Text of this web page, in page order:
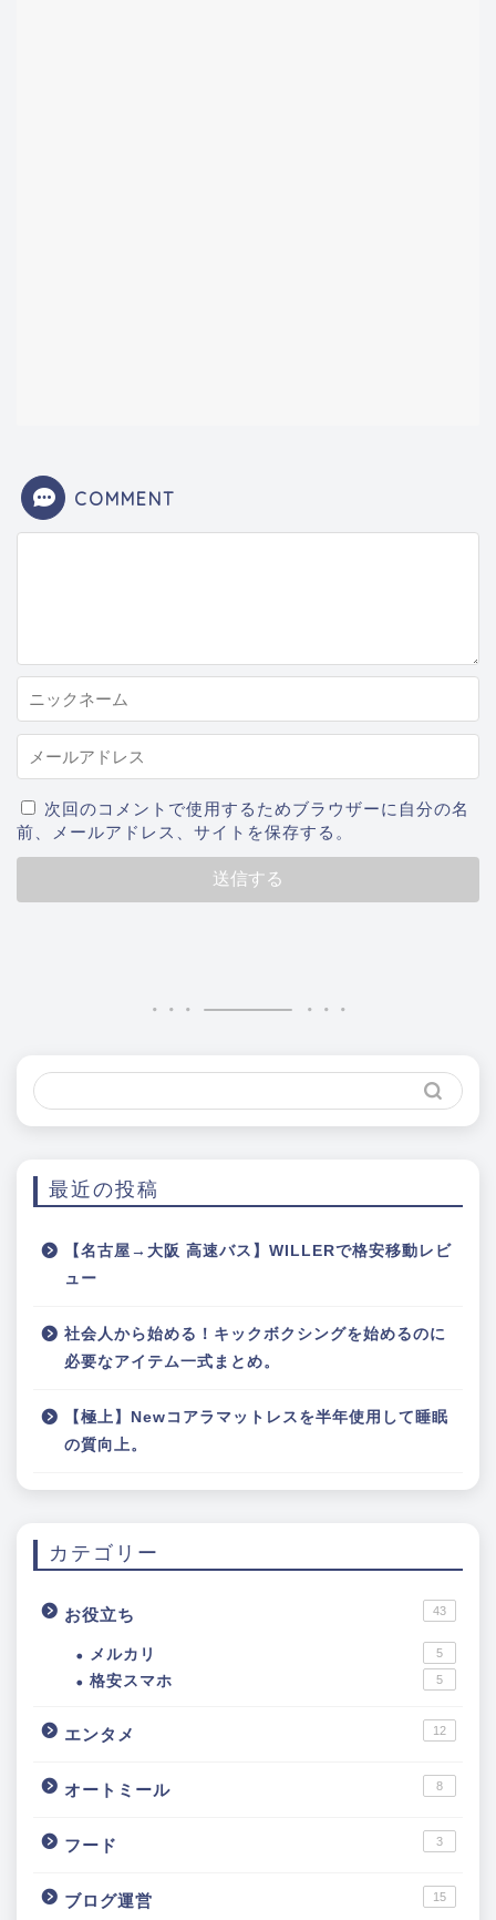
COMMENT
次回のコメントで使用するためブラウザーに自分の名
前、メールアドレス、サイトを保存する。
最近の投稿
【名古屋→大阪 高速バス】WILLERで格安移動レビ
ュー
社会人から始める！キックボクシングを始めるのに
必要なアイテム一式まとめ。
【極上】Newコアラマットレスを半年使用して睡眠
の質向上。
カテゴリー
お役立ち 43
メルカリ 5
格安スマホ 5
エンタメ 12
オートミール 8
フード 3
ブログ運営 15